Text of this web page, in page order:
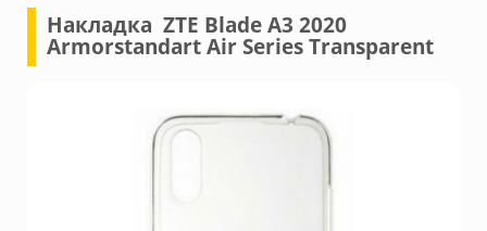
Накладка  ZTE Blade A3 2020
Armorstandart Air Series Transparent